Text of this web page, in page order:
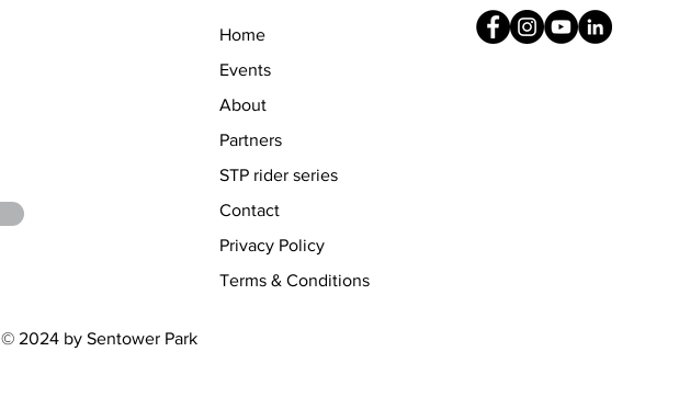
© 2024 by Sentower Park
Home
Events
About
Partners
STP rider series
Contact
Privacy Policy
Terms & Conditions